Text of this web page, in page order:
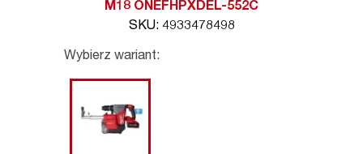
M18 ONEFHPXDEL-552C
SKU: 4933478498
Wybierz wariant: